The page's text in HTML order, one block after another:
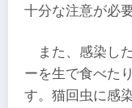
十分な注意が必
また、感染し
ーを生で食べた
す。猫回虫に感